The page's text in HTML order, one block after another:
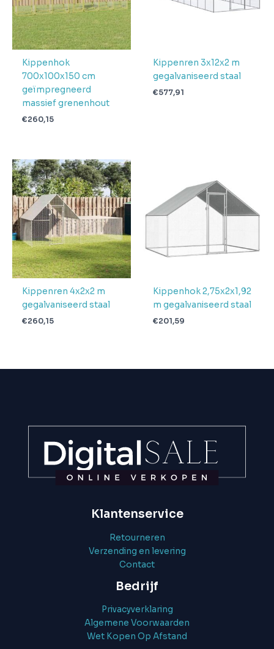
Verwachte
levertijd
4 + 1 dag
Kippenhok
700x100x150 cm
geïmpregneerd
massief grenenhout
€260,15
Kippenren 3x12x2 m
gegalvaniseerd staal
€577,91
Kippenren 4x2x2 m
gegalvaniseerd staal
€260,15
Kippenhok 2,75x2x1,92
m gegalvaniseerd staal
€201,59
Klantenservice
Retourneren
Verzending en levering
Contact
Bedrijf
Privacyverklaring
Algemene Voorwaarden
Wet Kopen Op Afstand